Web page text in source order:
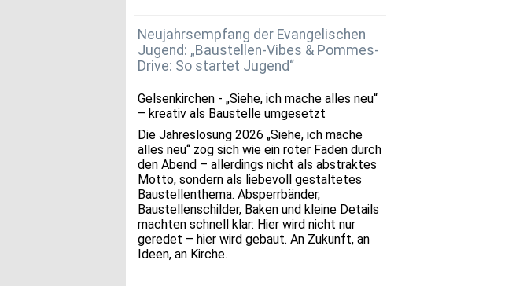
Neujahrsempfang der Evangelischen
Jugend: „Baustellen-Vibes & Pommes-
Drive: So startet Jugend“
Gelsenkirchen - „Siehe, ich mache alles neu“
– kreativ als Baustelle umgesetzt
Die Jahreslosung 2026 „Siehe, ich mache
alles neu“ zog sich wie ein roter Faden durch
den Abend – allerdings nicht als abstraktes
Motto, sondern als liebevoll gestaltetes
Baustellenthema. Absperrbänder,
Baustellenschilder, Baken und kleine Details
machten schnell klar: Hier wird nicht nur
geredet – hier wird gebaut. An Zukunft, an
Ideen, an Kirche.